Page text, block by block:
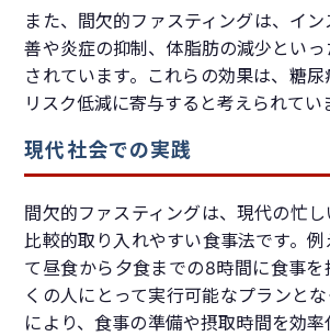
また、間欠的ファスティングは、イ
善や炎症の抑制、体脂肪の減少とい
されています。これらの効果は、糖
リスク低減に寄与すると考えられてい
現代社会での実践
間欠的ファスティングは、現代の忙
比較的取り入れやすい食事法です。
て昼食から夕食までの8時間に食事を
くの人にとって実行可能なプランと
により、食事の準備や摂取時間を効